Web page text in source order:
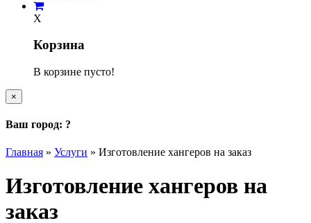
X
Корзина
В корзине пусто!
×
Ваш город: ?
Главная » Услуги » Изготовление хангеров на заказ
Изготовление хангеров на
заказ